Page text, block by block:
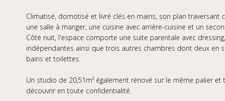
Climatisé, domotisé et livré clés en mains, son plan traversant
une salle à manger, une cuisine avec arrière-cuisine et un
Côté nuit, l'espace comporte une suite parentale avec
indépendantes ainsi que trois autres chambres dont deux en
bains et toilettes.
Un studio de 20,51m² également rénové sur le même palier
découvrir en toute confidentialité.